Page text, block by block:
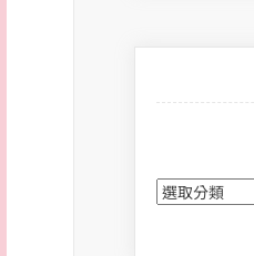
所
有